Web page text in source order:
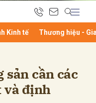
Kinh tế Thương hiệu -
cần các
và định
Hủy